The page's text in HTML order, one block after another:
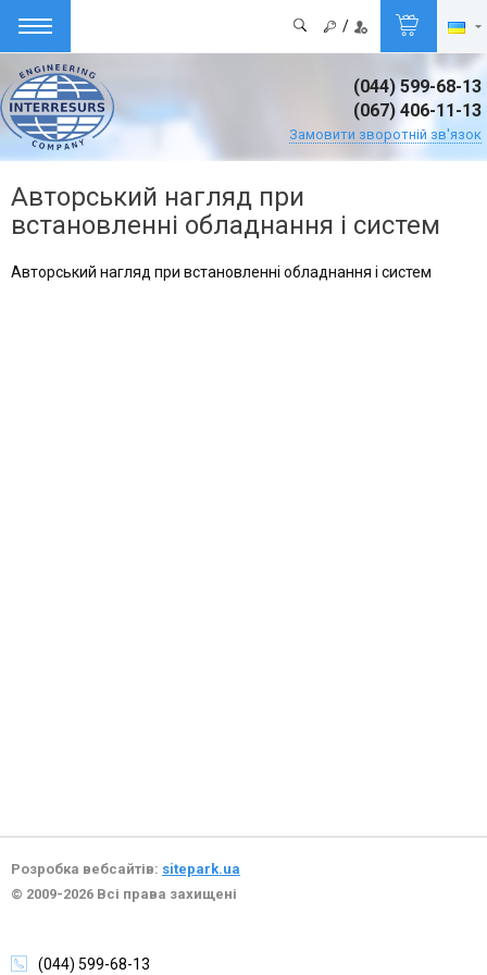
/
(044) 599-68-13
(067) 406-11-13
Замовити зворотній зв'язок
Авторський нагляд при
встановленні обладнання і систем
Авторський нагляд при встановленні обладнання і систем
Розробка вебсайтів: sitepark.ua
© 2009-2026 Всі права захищені
(044) 599-68-13